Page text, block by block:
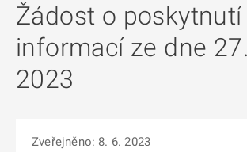
Žádost o poskytnutí
informací ze dne
2023
Zveřejněno: 8. 6. 2023